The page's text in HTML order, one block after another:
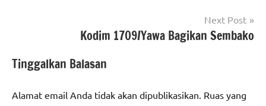
Next Post
Kodim 1709/Yawa Bagikan Sembako
Tinggalkan Balasan
Alamat email Anda tidak akan dipublikasikan. Ruas yang